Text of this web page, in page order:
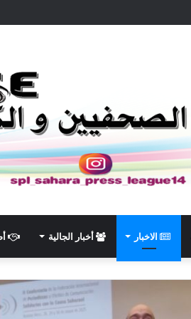
الاخبار أخبار الجالية